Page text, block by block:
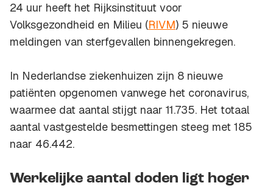
24 uur heeft het Rijksinstituut voor
Volksgezondheid en Milieu (RIVM) 5 nieuwe
meldingen van sterfgevallen binnengekregen.
In Nederlandse ziekenhuizen zijn 8 nieuwe
patiënten opgenomen vanwege het coronavirus,
waarmee dat aantal stijgt naar 11.735. Het totaal
aantal vastgestelde besmettingen steeg met 185
naar 46.442.
Werkelijke aantal doden ligt hoger